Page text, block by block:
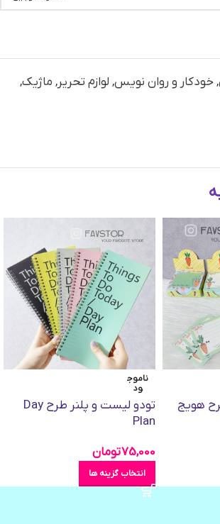
,خودکار و روان نویس, لوازم تحریر, ماژیک,
هویج
ناموج
ود
تودو لیست و پلنر طرح Day
Plan
75,000تومان
انتخاب گزینه ها